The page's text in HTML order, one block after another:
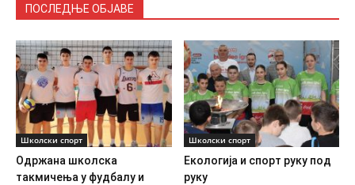
ПОСЛЕДЊЕ ОБЈАВЕ
Школски спорт
Одржана школска
такмичења у фудбалу и
Школски спорт
Екологија и спорт руку под
руку